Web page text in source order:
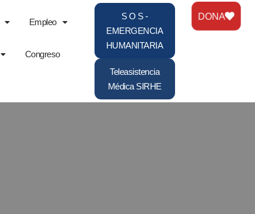
Empleo
Congreso
S O S -
EMERGENCIA
HUMANITARIA
Teleasistencia
Médica SIRHE
DONA